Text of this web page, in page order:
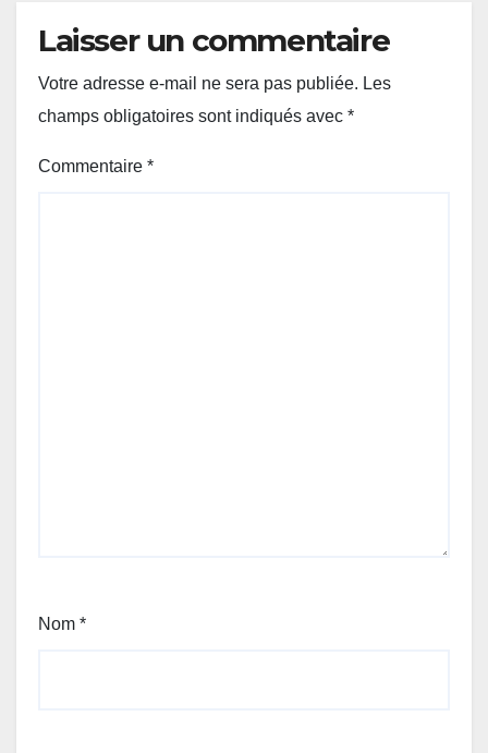
Laisser un commentaire
Votre adresse e-mail ne sera pas publiée. Les
champs obligatoires sont indiqués avec *
Commentaire *
Nom *